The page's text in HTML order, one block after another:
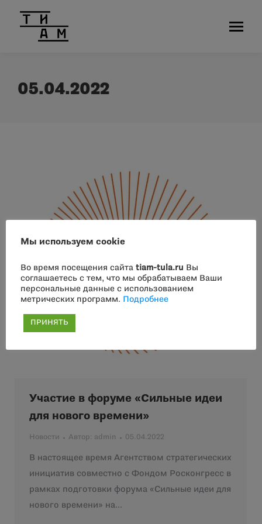
05.04.2022
Участие в форуме «Сильные идеи
для нового времени»
Новости Автор: admin 05.04.2022
В настоящее время Агентством стратегических
инициатив совместно с Фондом Росконгресс в
рамках подготовки форума «Сильные идеи для
нового времени» на…
Мы используем cookie
Во время посещения сайта tiam-tula.ru Вы
соглашаетесь с тем, что мы обрабатываем Ваши
персональные данные с использованием
метрических программ.
Подробнее
ПРИНЯТЬ